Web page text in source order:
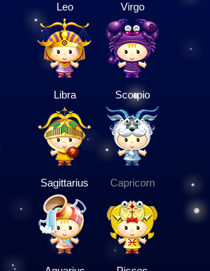
Leo Virgo
Libra Scorpio
Sagittarius Capricorn